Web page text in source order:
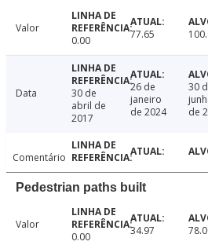
Valor
0.00
77.65
Data
30 de
abril de
2017
26 de
janeiro
de 2024
30
de
Comentário
Pedestrian paths built
Valor
0.00
34.97